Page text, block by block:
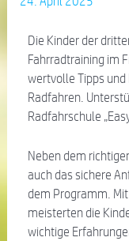
Die Kinder der
Fahrradtraining im
wertvolle Tipps
Radfahren.
Radfahrschule
Neben dem
auch das sichere
dem Programm.
meisterten die
wichtige